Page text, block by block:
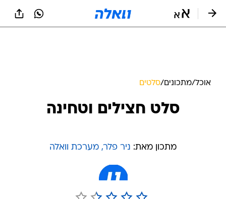
אוכל/מתכונים/סלטים
סלט חצילים וטחינה
מתכון מאת: ניר פלר, מערכת וואלה